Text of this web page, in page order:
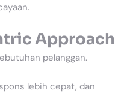
Approach
pelanggan.
lebih cepat, dan